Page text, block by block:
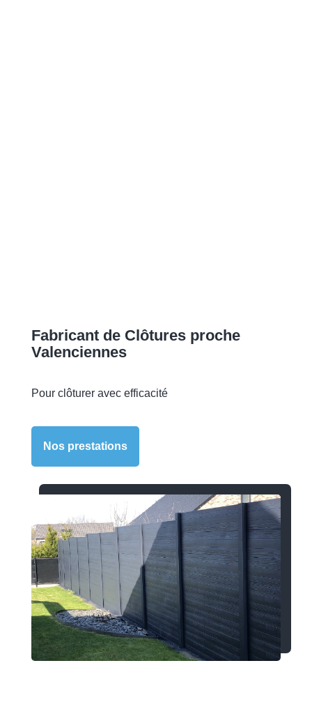
Fabricant de Clôtures proche
Valenciennes
Pour clôturer avec efficacité
Nos prestations